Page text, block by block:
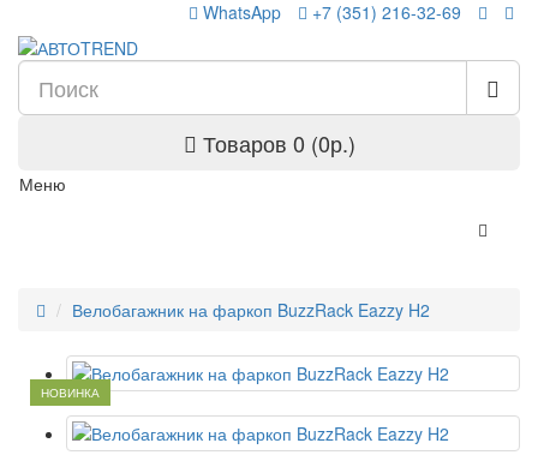
WhatsApp +7 (351) 216-32-69
Товаров 0 (0р.)
Меню
Велобагажник на фаркоп BuzzRack Eazzy H2
НОВИНКА